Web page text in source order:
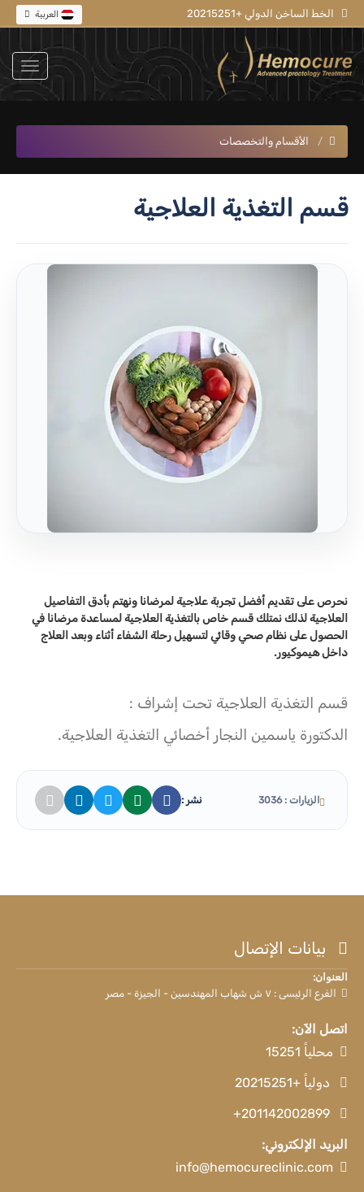
الخط الساخن الدولي +20215251
الأقسام والتخصصات
قسم التغذية العلاجية
نحرص على تقديم أفضل تجربة علاجية لمرضانا ونهتم بأدق التفاصيل
العلاجية لذلك نمتلك قسم خاص بالتغذية العلاجية لمساعدة مرضانا في
الحصول على نظام صحي وقائي لتسهيل رحلة الشفاء أثناء وبعد العلاج
داخل هيموكيور.
قسم التغذية العلاجية تحت إشراف :
الدكتورة ياسمين النجار أخصائي التغذية العلاجية.
الزيارات : 3036 نشر :
بيانات الإتصال
العنوان:
الفرع الرئيسى : ٧ ش شهاب المهندسين - الجيزة - مصر
اتصل الآن:
محلياً 15251
دولياً +20215251
+201142002899
البريد الإلكتروني:
info@hemocureclinic.com